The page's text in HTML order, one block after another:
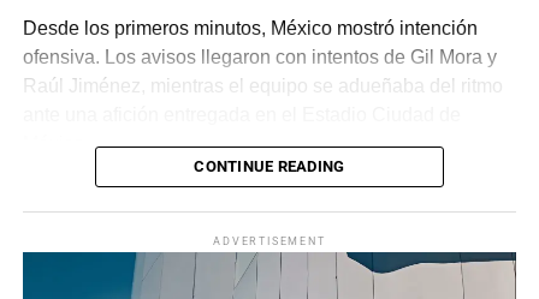
Desde los primeros minutos, México mostró intención
ofensiva. Los avisos llegaron con intentos de Gil Mora y
Raúl Jiménez, mientras el equipo se adueñaba del ritmo
Roberto “Piojo” Alvarado asistió a Julián Quiñones, quien
definió con categoría dentro del área para abrir el
CONTINUE READING
ADVERTISEMENT